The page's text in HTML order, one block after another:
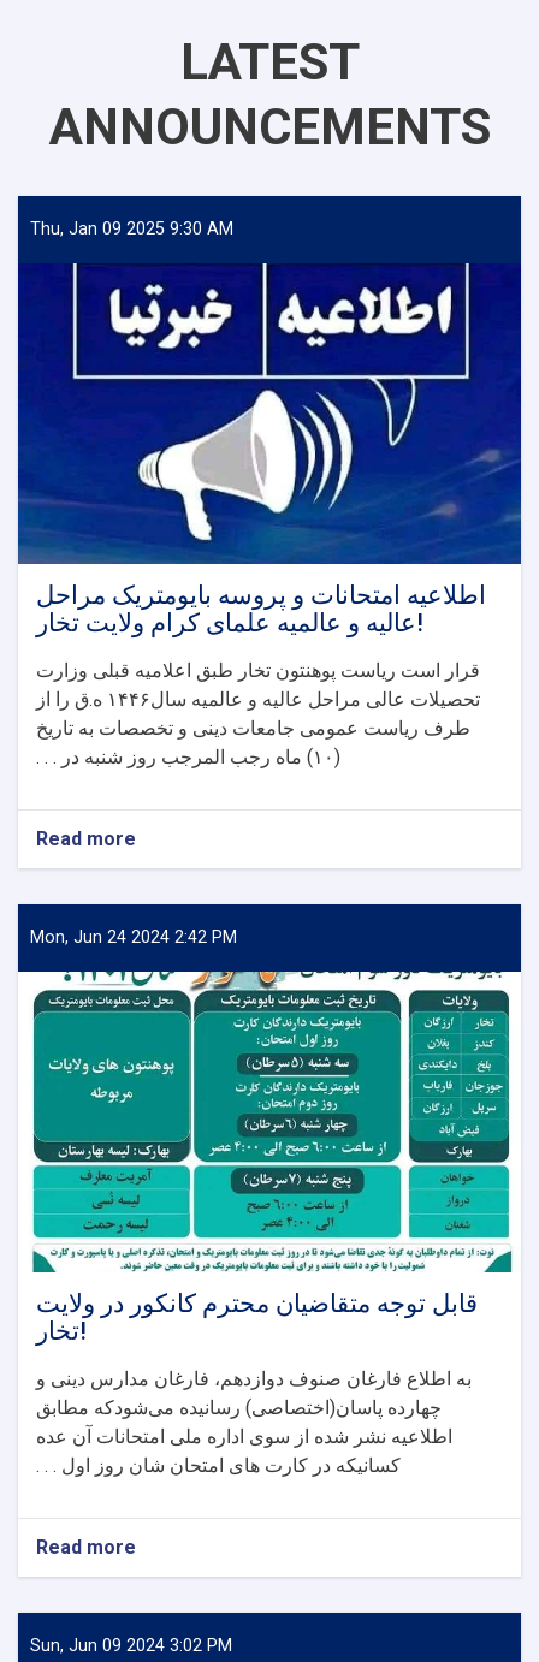
LATEST
ANNOUNCEMENTS
Thu, Jan 09 2025 9:30 AM
اطلاعیه امتحانات و پروسه بایومتریک مراحل
عالیه و عالمیه علمای کرام ولایت تخار!
قرار است ریاست پوهنتون تخار طبق اعلامیه قبلی وزارت
تحصیلات عالی مراحل عالیه و عالمیه سال۱۴۴۶ ه.ق را از
طرف ریاست عمومی جامعات دینی و تخصصات به تاریخ
(۱۰) ماه رجب المرجب روز شنبه در . . .
Read more
اطلاعیه
و
پروسه
مراحل
عالیه
عالمیه
علمای
تخار!
Mon, Jun 24 2024 2:42 PM
قابل توجه متقاضیان محترم کانکور در ولایت
تخار!
به اطلاع فارغان صنوف دوازدهم، فارغان مدارس دینی و
چهارده پاسان(اختصاصی) رسانیده می‌شودکه مطابق
اطلاعیه نشر شده از سوی اداره ملی امتحانات آن عده
کسانیکه در کارت های امتحان شان روز اول . . .
Read more
قابل
متقاضیان
محترم
Sun, Jun 09 2024 3:02 PM